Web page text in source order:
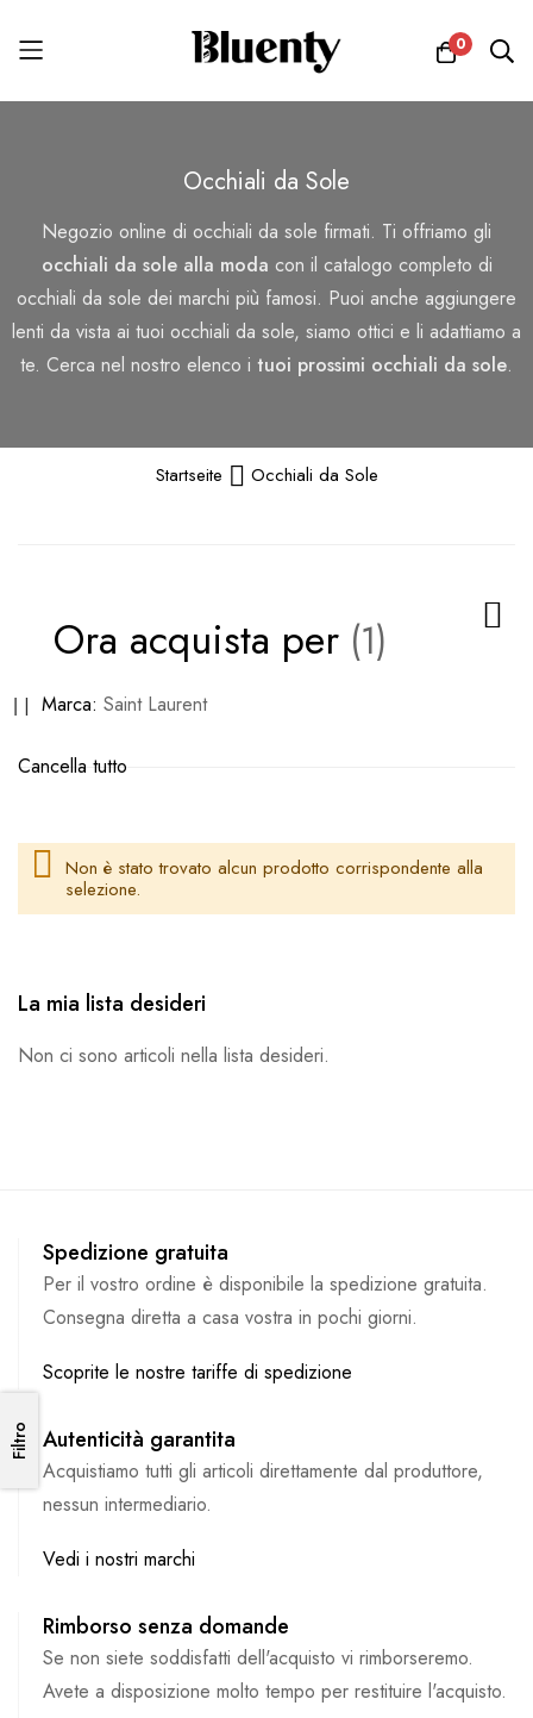
0
Occhiali da Sole
Negozio online di occhiali da sole firmati. Ti offriamo gli
occhiali da sole alla moda con il catalogo completo di
occhiali da sole dei marchi più famosi. Puoi anche aggiungere
lenti da vista ai tuoi occhiali da sole, siamo ottici e li adattiamo a
te. Cerca nel nostro elenco i tuoi prossimi occhiali da sole.
Startseite Occhiali da Sole
Filtro
Non è stato trovato alcun prodotto corrispondente alla
selezione.
Filtro
Ora acquista per
Marca Saint Laurent
Rimuovi
articolo
Cancella tutto
La mia lista desideri
Non ci sono articoli nella lista desideri.
Spedizione gratuita
Per il vostro ordine è disponibile la spedizione gratuita.
Consegna diretta a casa vostra in pochi giorni.
Scoprite le nostre tariffe di spedizione
Autenticità garantita
Acquistiamo tutti gli articoli direttamente dal produttore,
nessun intermediario.
Vedi i nostri marchi
Rimborso senza domande
Se non siete soddisfatti dell'acquisto vi rimborseremo.
Avete a disposizione molto tempo per restituire l'acquisto.